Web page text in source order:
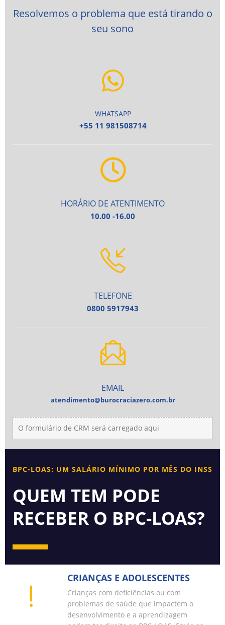
O formulário de CRM será carregado aqui
Resolvemos o problema que está tirando o
seu sono
WHATSAPP
+55 11 981508714
HORÁRIO DE ATENTIMENTO
10.00 -16.00
TELEFONE
0800 5917943
EMAIL
atendimento@burocraciazero.com.br
BPC-LOAS: UM SALÁRIO MÍNIMO POR MÊS DO INSS
QUEM TEM PODE
RECEBER O BPC-LOAS?
CRIANÇAS E ADOLESCENTES
Crianças com deficiências ou com
problemas de saúde que impactem o
desenvolvimento e a aprendizagem